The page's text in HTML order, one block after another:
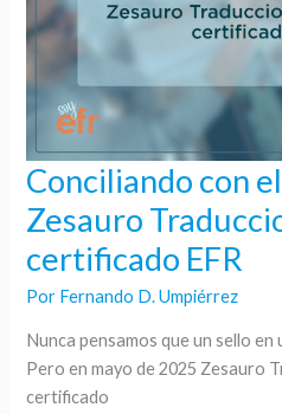
Conciliando con
Zesauro
certificado EFR
Por Fernando D. Umpiérrez
Nunca pensamos que un sello
Pero en mayo de 2025 Zesauro
certificado
Conciliando
el
corazón:
Zesauro
renueva
su
certificado